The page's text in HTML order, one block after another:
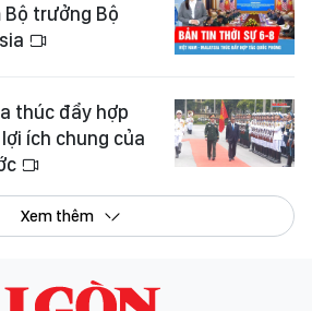
Bộ trưởng Bộ
thúc đẩy hợp
ích chung của
Xem thêm